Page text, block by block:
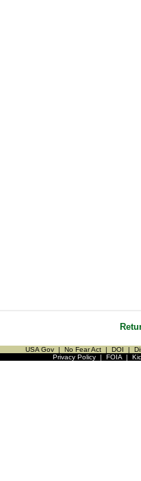
USA Gov | No Fear Act | DOI |
Privacy Policy| FOIA|